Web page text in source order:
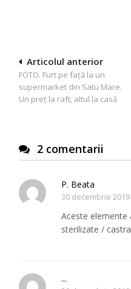
Navigare
în
articole
Articolul anterior
FOTO. Furt pe faţă la un
supermarket din Satu Mare.
Un preţ la raft, altul la casă
2 comentarii
P. Beata
30 decembrie 2019
Aceste
sterilizate /
...